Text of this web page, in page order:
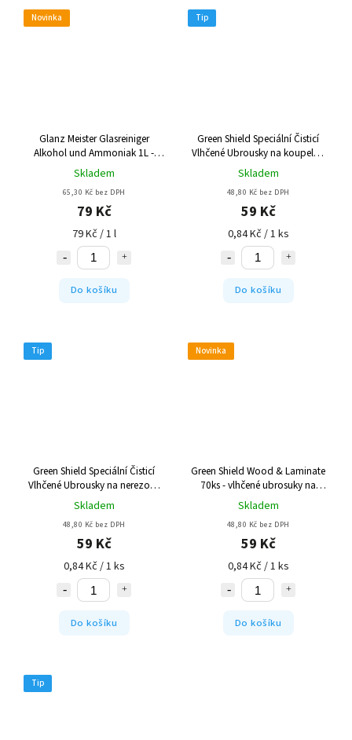
Novinka
Glanz Meister Glasreiniger
Alkohol und Ammoniak 1L -
čistič skel se čpavkem
Skladem
65,30 Kč bez DPH
79 Kč
79 Kč / 1 l
Do košíku
Tip
Green Shield Speciální Čisticí
Vlhčené Ubrousky na koupelnu
70ks
Skladem
48,80 Kč bez DPH
59 Kč
0,84 Kč / 1 ks
Do košíku
Tip
Green Shield Speciální Čisticí
Vlhčené Ubrousky na nerezové
povrchy 70ks
Skladem
48,80 Kč bez DPH
59 Kč
0,84 Kč / 1 ks
Do košíku
Novinka
Green Shield Wood & Laminate
70ks - vlhčené ubrosuky na
nábytek a laminát
Skladem
48,80 Kč bez DPH
59 Kč
0,84 Kč / 1 ks
Do košíku
Tip